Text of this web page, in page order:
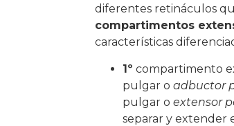
diferentes retináculos
compartimentos
características
1º compartimento
pulgar o adbuctor
pulgar o extensor
separar y extender